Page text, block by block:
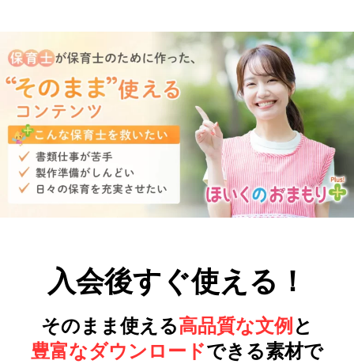
入会後すぐ使える！
そのまま使える高品質な文例 と
豊富なダウンロードできる素材で